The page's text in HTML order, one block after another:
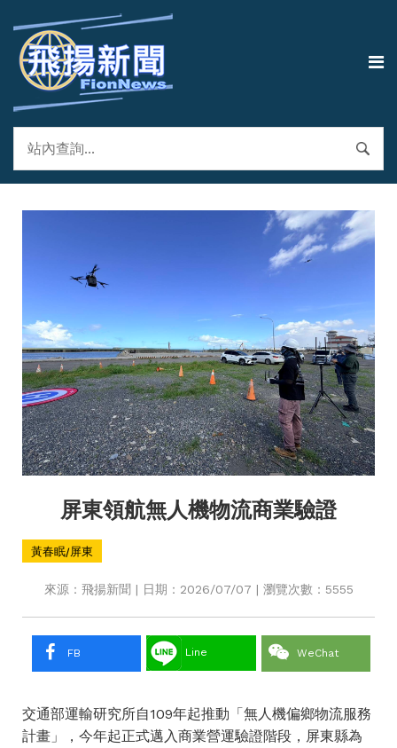
屏東領航無人機物流商業驗證
黃春眠/屏東
來源：飛揚新聞 | 日期：2026/07/07 | 瀏覽次數：5555
FB Line WeChat
交通部運輸研究所自109年起推動「無人機偏鄉物流服務
計畫」，今年起正式邁入商業營運驗證階段，屏東縣為